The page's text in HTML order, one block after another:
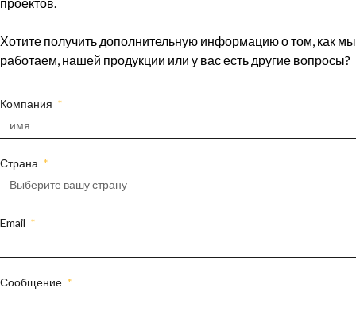
Хотите получить дополнительную информацию о том, как мы
работаем, нашей продукции или у вас есть другие вопросы?
Компания
Страна
Email
Сообщение